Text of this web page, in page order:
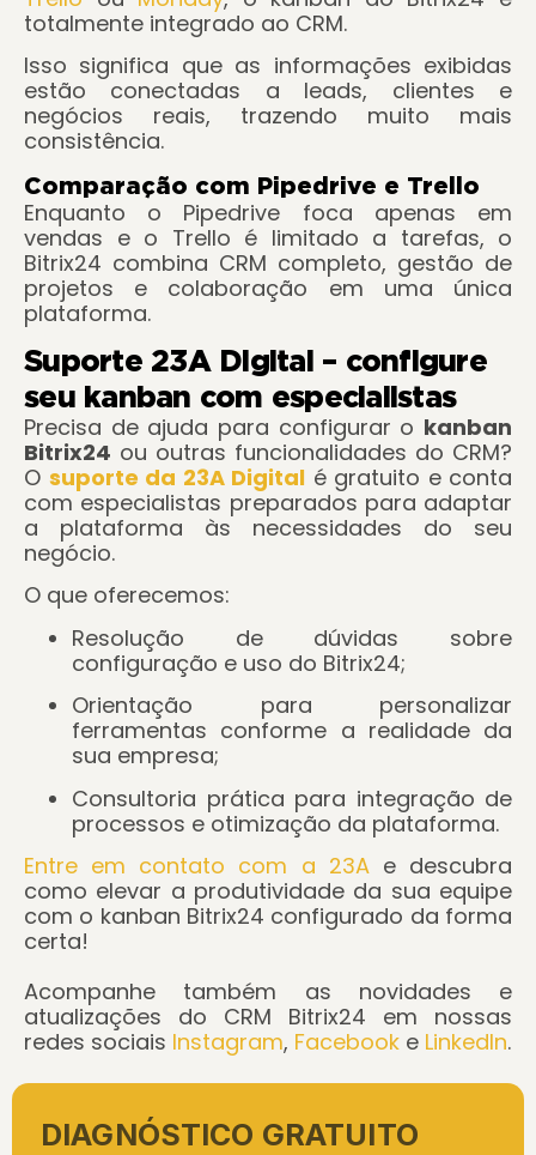
totalmente integrado ao CRM.
Isso significa que as informações exibidas
estão conectadas a leads, clientes e
negócios reais, trazendo muito mais
consistência.
Comparação com Pipedrive e Trello
Enquanto o Pipedrive foca apenas em
vendas e o Trello é limitado a tarefas, o
Bitrix24 combina CRM completo, gestão de
projetos e colaboração em uma única
plataforma.
Suporte 23A Digital – configure
seu kanban com especialistas
Precisa de ajuda para configurar o kanban
Bitrix24 ou outras funcionalidades do CRM?
O suporte da 23A Digital é gratuito e conta
com especialistas preparados para adaptar
a plataforma às necessidades do seu
negócio.
O que oferecemos:
Resolução de dúvidas sobre
configuração e uso do Bitrix24;
Orientação para personalizar
ferramentas conforme a realidade da
sua empresa;
Consultoria prática para integração de
processos e otimização da plataforma.
Entre em contato com a 23Ae descubra
como elevar a produtividade da sua equipe
com o kanban Bitrix24 configurado da forma
certa!
Acompanhe também as novidades e
atualizações do CRM Bitrix24 em nossas
redes sociais Instagram, Facebook e LinkedIn.
DIAGNÓSTICO GRATUITO